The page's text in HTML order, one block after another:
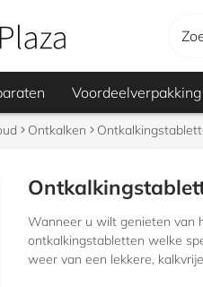
Voordeelverpakking
Ontkalken
Wanneer u wilt genieten van
ontkalkingstabletten welke
weer van een lekkere,